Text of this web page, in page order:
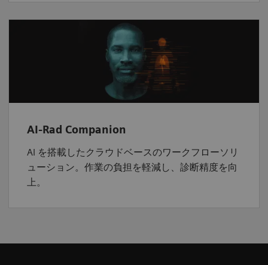
AI-Rad Companion
AI を搭載したクラウドベースのワークフローソリ
ューション。作業の負担を軽減し、診断精度を向
上。